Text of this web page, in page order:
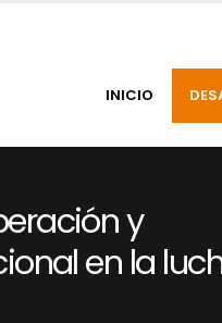
INICIO
y
en la